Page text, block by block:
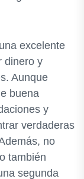
excelente
dinero y
Aunque
buena
y
verdaderas
no
también
segunda